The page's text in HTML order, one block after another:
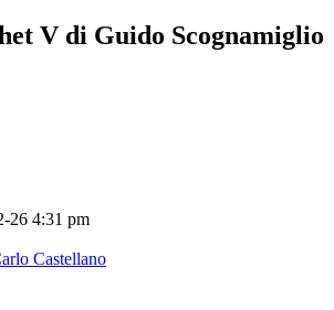
V di Guido Scognamiglio
26 4:31 pm
Castellano